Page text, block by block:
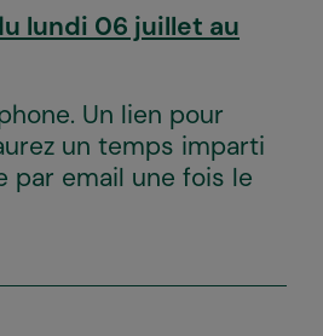
lundi 06 juillet au
Un lien pour
un temps imparti
par email une fois le